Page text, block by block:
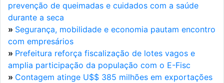
prevenção de queimadas e cuidados com a saúde
durante a seca
» Segurança, mobilidade e economia pautam encontro
com empresários
» Prefeitura reforça fiscalização de lotes vagos e
amplia participação da população com o E-Fisc
» Contagem atinge U$$ 385 milhões em exportações